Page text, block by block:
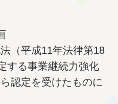
（平成11年法律第18
する事業継続力強化
認定を受けたものに